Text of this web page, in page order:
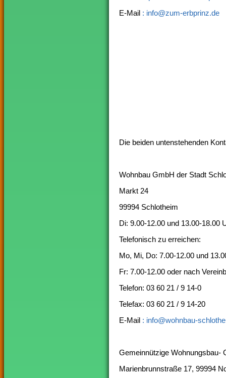
E-Mail : info@zum-erbprinz.de
Die beiden untenstehenden
Wohnbau GmbH der Stadt
Markt 24
99994 Schlotheim
Di: 9.00-12.00 und 13.00-18.00
Telefonisch zu erreichen:
Mo, Mi, Do: 7.00-12.00 und
Fr: 7.00-12.00 oder nach
Telefon: 03 60 21 / 9 14-0
Telefax: 03 60 21 / 9 14-20
E-Mail : info@wohnbau-
Gemeinnützige Wohnungsbau-
Marienbrunnstraße 17, 99994